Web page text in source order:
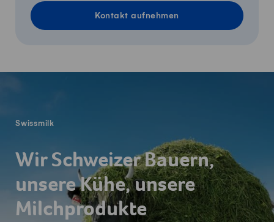
Kontakt aufnehmen
Swissmilk
Wir Schweizer Bauern,
unsere Kühe, unsere
Milchprodukte